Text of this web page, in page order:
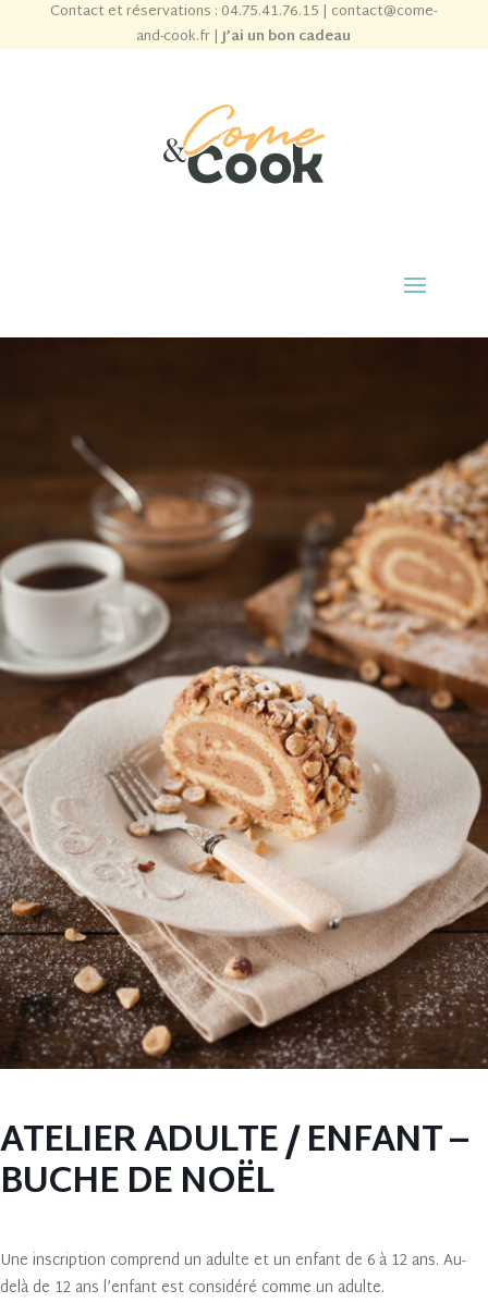
Contact et réservations : 04.75.41.76.15 | contact@come-
and-cook.fr|J’ai un bon cadeau
ATELIER ADULTE / ENFANT –
BUCHE DE NOËL
Une inscription comprend un adulte et un enfant de 6 à 12 ans. Au-
delà de 12 ans l’enfant est considéré comme un adulte.